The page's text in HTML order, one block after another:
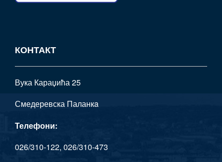
КОНТАКТ
Вука Караџића 25
Смедеревска Паланкa
Телефони:
026/310-122, 026/310-473